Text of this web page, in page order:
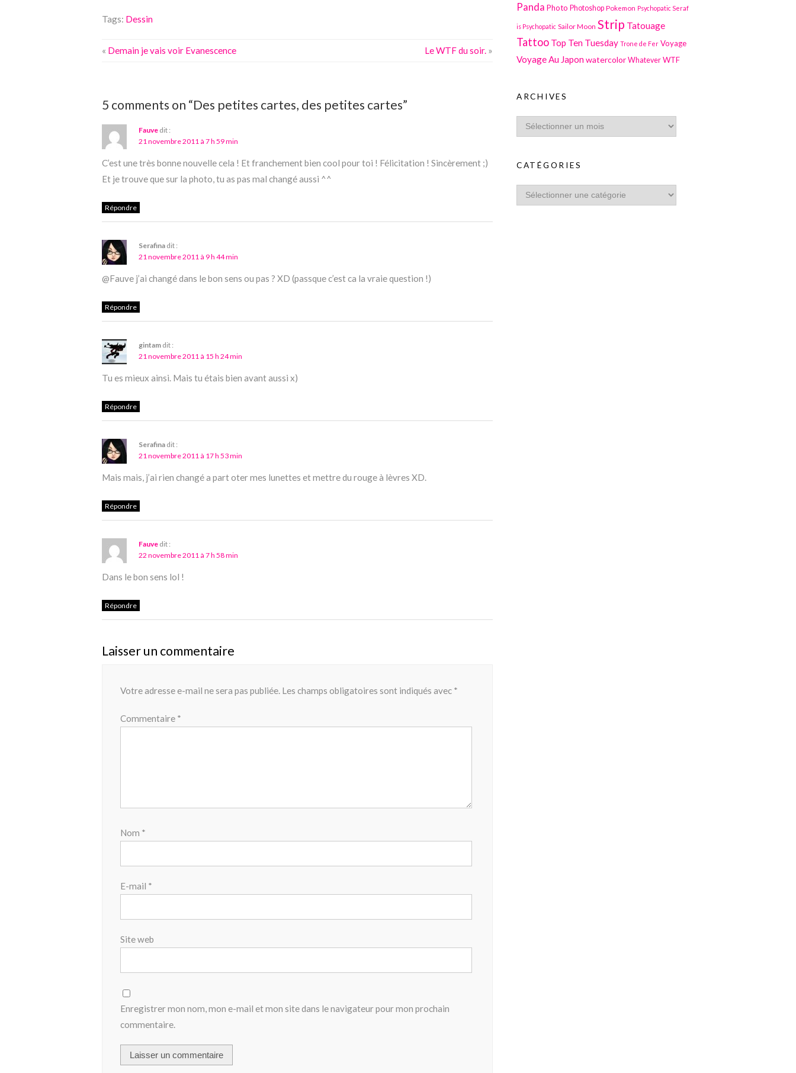
Tags: Dessin
« Demain je vais voir Evanescence Le WTF du soir. »
5 comments on “Des petites cartes, des petites cartes”
Fauve dit :
21 novembre 2011 à 7 h 59 min
C’est une très bonne nouvelle cela ! Et franchement bien cool pour toi ! Félicitation ! Sincèrement ;)
Et je trouve que sur la photo, tu as pas mal changé aussi ^^
Répondre
Serafina dit :
21 novembre 2011 à 9 h 44 min
@Fauve j’ai changé dans le bon sens ou pas ? XD (passque c’est ca la vraie question !)
Répondre
gintam dit :
21 novembre 2011 à 15 h 24 min
Tu es mieux ainsi. Mais tu étais bien avant aussi x)
Répondre
Serafina dit :
21 novembre 2011 à 17 h 53 min
Mais mais, j’ai rien changé a part oter mes lunettes et mettre du rouge à lèvres XD.
Répondre
Fauve dit :
22 novembre 2011 à 7 h 58 min
Dans le bon sens lol !
Répondre
Laisser un commentaire
Votre adresse e-mail ne sera pas publiée. Les champs obligatoires sont indiqués avec *
Commentaire *
Nom *
E-mail *
Site web
Enregistrer mon nom, mon e-mail et mon site dans le navigateur pour mon prochain
commentaire.
Panda Photo Photoshop Pokemon Psychopatic Seraf
is Psychopatic Sailor Moon Strip Tatouage
Tattoo Top Ten Tuesday Trone de Fer Voyage
Voyage Au Japonwatercolor Whatever WTF
ARCHIVES
CATÉGORIES